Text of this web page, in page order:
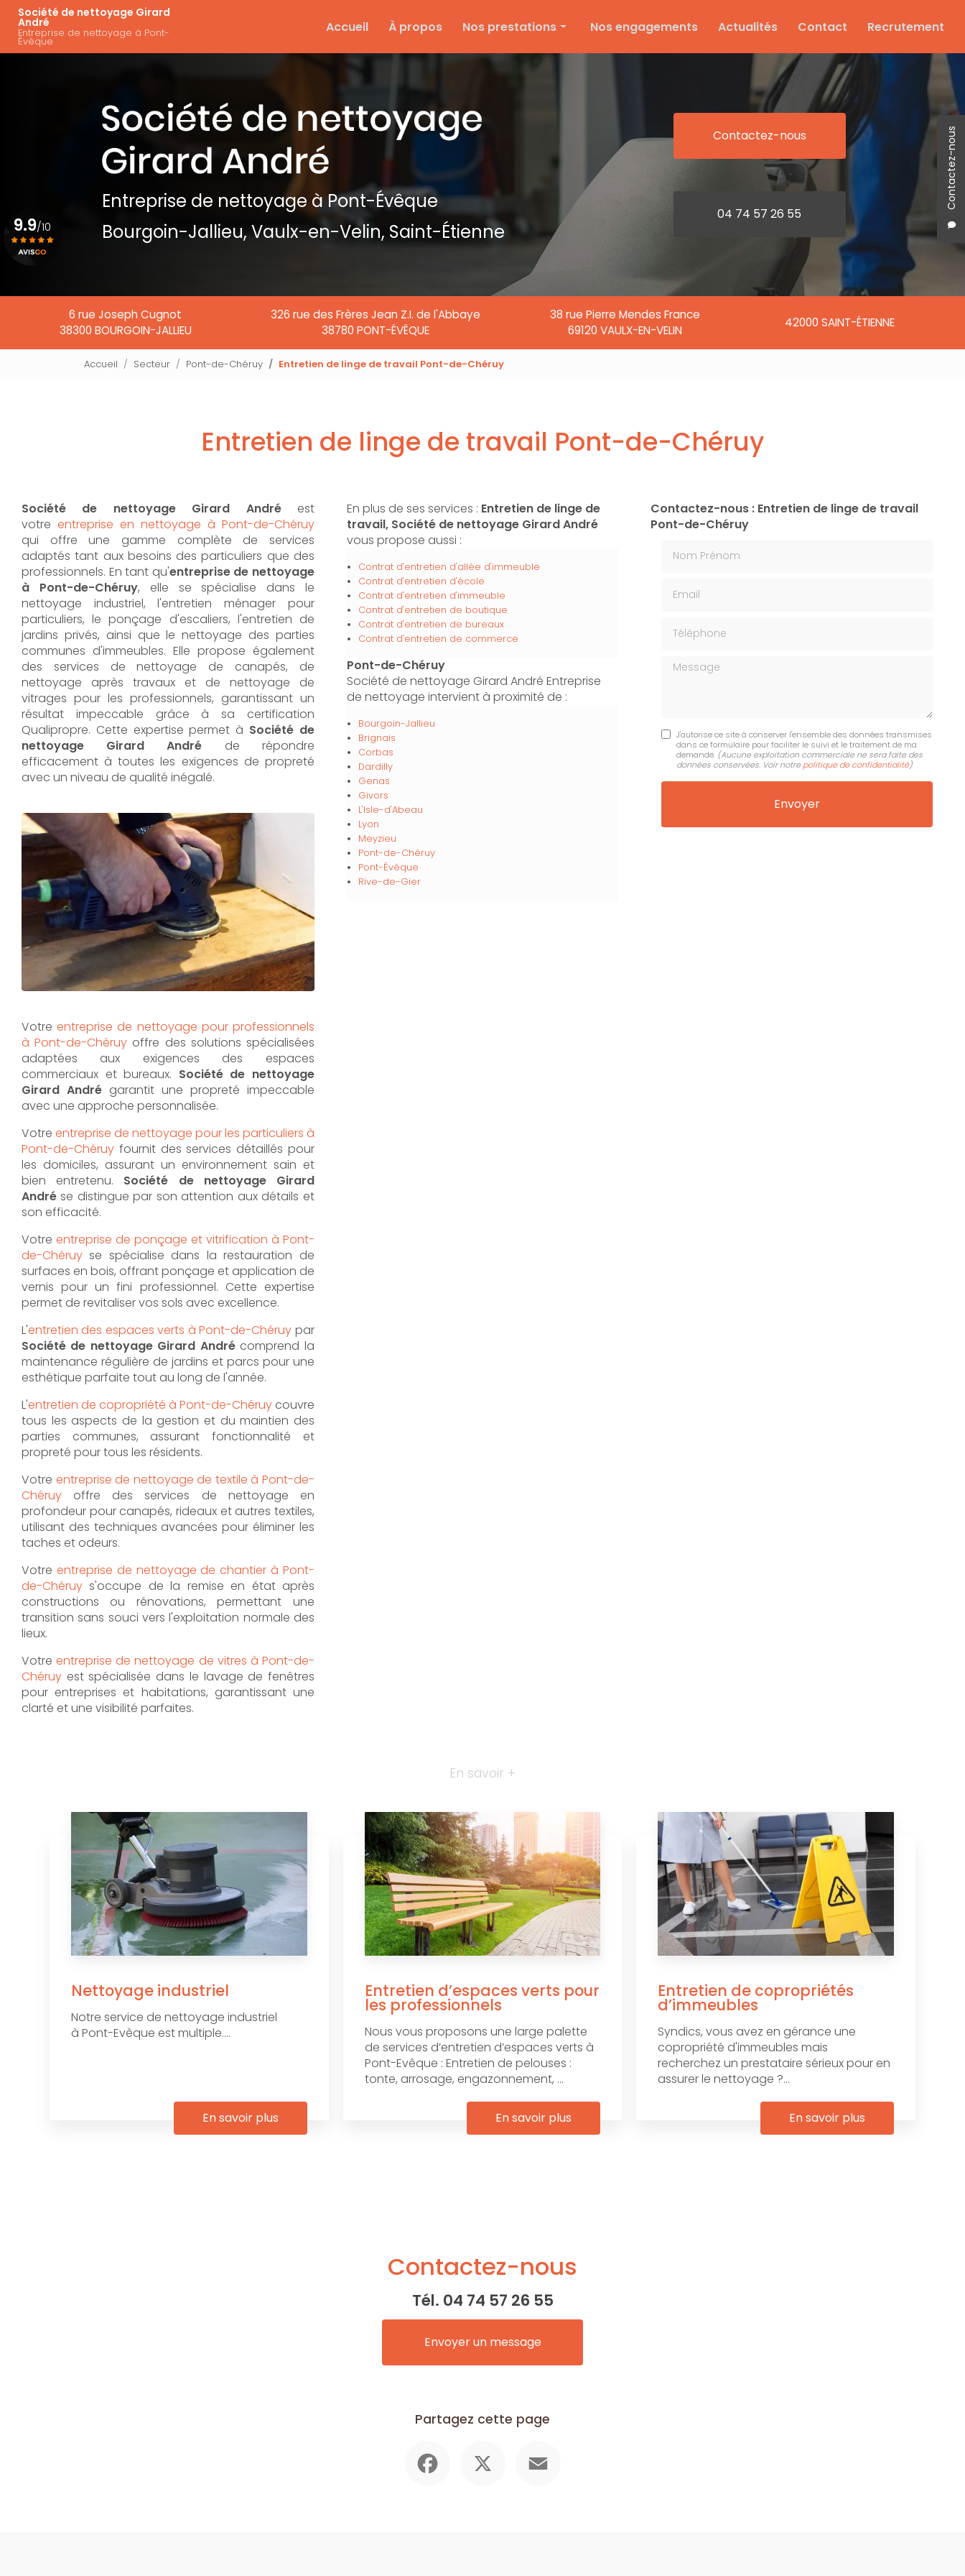
Aller
contenu
principal
Société de nettoyage Girard
André
Entreprise de nettoyage à Pont-
Évêque
Contactez-nous
Accueil
À propos Nos prestations
Nettoyage d'entreprise
Ponçage et vitrification
Nettoyage de textile
Nettoyage de chantier
Nettoyage de vitre
Nos engagements Actualités Contact Recrutement
Entreprise de nettoyage à Pont-Évêque
Bourgoin-Jallieu, Vaulx-en-Velin, Saint-Étienne
Contactez-nous
04 74 57 26 55
6 rue Joseph Cugnot
38300 BOURGOIN-JALLIEU
326 rue des Frères Jean Z.I. de l'Abbaye
38780 PONT-ÉVÊQUE
38 rue Pierre Mendes France
69120 VAULX-EN-VELIN
42000 SAINT-ÉTIENNE
9.9/10
Accueil Secteur Pont-de-Chéruy Entretien de linge de travail Pont-de-Chéruy
Entretien de linge de travail Pont-de-Chéruy
Société de nettoyage Girard Andréest
votre entreprise en nettoyage à Pont-de-Chéruy
qui offre une gamme complète de services
adaptés tant aux besoins des particuliers que des
professionnels. En tant qu'entreprise de nettoyage
à Pont-de-Chéruy,
elle se spécialise dans le
nettoyage industriel, l'entretien ménager pour
particuliers, le ponçage d'escaliers, l'entretien de
jardins privés, ainsi que le nettoyage des parties
communes d'immeubles. Elle propose également
des services de nettoyage de canapés, de
nettoyage après travaux et de nettoyage de
vitrages pour les professionnels, garantissant un
résultat impeccable grâce à sa certification
Qualipropre. Cette expertise permet à Société de
nettoyage Girard André de répondre
efficacement à toutes les exigences de propreté
avec un niveau de qualité inégalé.
Votreentreprise de nettoyage pour professionnels
à Pont-de-Chéruy offre des solutions spécialisées
adaptées aux exigences des espaces
commerciaux et bureaux. Société de nettoyage
Girard André garantit une propreté impeccable
avec une approche personnalisée.
Votre entreprise de nettoyage pour les particuliers à
Pont-de-Chéruy fournit des services détaillés pour
les domiciles, assurant un environnement sain et
bien entretenu. Société de nettoyage Girard
André se distingue par son attention aux détails et
son efficacité.
Votre entreprise de ponçage et vitrification à Pont-
de-Chéruy se spécialise dans la restauration de
surfaces en bois, offrant ponçage et application de
vernis pour un fini professionnel. Cette expertise
permet de revitaliser vos sols avec excellence.
L'entretien des espaces verts à Pont-de-Chéruy par
Société de nettoyage Girard André comprend la
maintenance régulière de jardins et parcs pour une
esthétique parfaite tout au long de l'année.
L'entretien de copropriété à Pont-de-Chéruy couvre
tous les aspects de la gestion et du maintien des
parties communes, assurant fonctionnalité et
propreté pour tous les résidents.
Votre entreprise de nettoyage de textile à Pont-de-
Chéruy offre des services de nettoyage en
profondeur pour canapés, rideaux et autres textiles,
utilisant des techniques avancées pour éliminer les
taches et odeurs.
Votre entreprise de nettoyage de chantier à Pont-
de-Chéruy s'occupe de la remise en état après
constructions ou rénovations, permettant une
transition sans souci vers l'exploitation normale des
lieux.
Votreentreprise de nettoyage de vitres à Pont-de-
Chéruy est spécialisée dans le lavage de fenêtres
pour entreprises et habitations, garantissant une
clarté et une visibilité parfaites.
En plus de ses services : Entretien de linge de
travail, Société de nettoyage Girard André
vous propose aussi :
Contrat d'entretien d'allée d'immeuble
Contrat d'entretien d'école
Contrat d'entretien d'immeuble
Contrat d'entretien de boutique
Contrat d'entretien de bureaux
Contrat d'entretien de commerce
Pont-de-Chéruy
Société de nettoyage Girard André Entreprise
de nettoyage intervient à proximité de :
Bourgoin-Jallieu
Brignais
Corbas
Dardilly
Genas
Givors
L'Isle-d'Abeau
Lyon
Meyzieu
Pont-de-Chéruy
Pont-Évêque
Rive-de-Gier
Contactez-nous : Entretien de linge de travail
Pont-de-Chéruy
Message
J'autorise ce site à conserver l'ensemble des données transmises
dans ce formulaire pour faciliter le suivi et le traitement de ma
demande. (Aucune exploitation commerciale ne sera faite des
données conservées. Voir notre politique de confidentialité)
En savoir +
Nettoyage industriel
Notre service de nettoyage industriel
à Pont-Evêque est multiple....
En savoir plus
Entretien d’espaces verts pour
les professionnels
Nous vous proposons une large palette
de services d’entretien d’espaces verts à
Pont-Evêque : Entretien de pelouses :
tonte, arrosage, engazonnement, ...
En savoir plus
Entretien de copropriétés
d’immeubles
Syndics, vous avez en gérance une
copropriété d'immeubles mais
recherchez un prestataire sérieux pour en
assurer le nettoyage ?...
En savoir plus
Contactez-nous
Tél. 04 74 57 26 55
Envoyer un message
Partagez cette page